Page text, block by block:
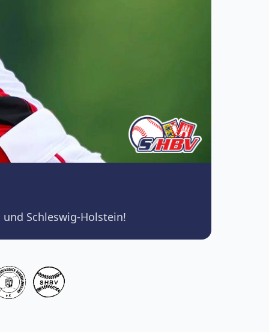
Schleswig-Holstein!